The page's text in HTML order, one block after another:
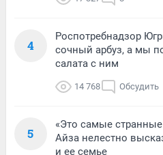
4
Роспотребнадзор
сочный арбуз, а мы
салата с ним
14 768 Обсудить
5
«Это самые
Айза нелестно
и ее семье